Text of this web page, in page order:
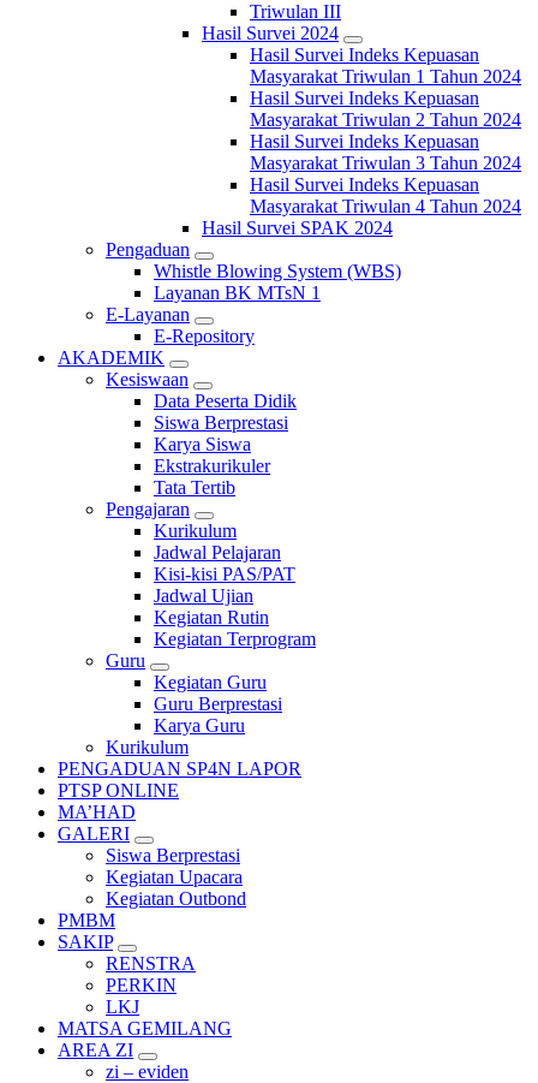
Triwulan III
Hasil Survei 2024
Hasil Survei Indeks Kepuasan
Masyarakat Triwulan 1 Tahun 2024
Hasil Survei Indeks Kepuasan
Masyarakat Triwulan 2 Tahun 2024
Hasil Survei Indeks Kepuasan
Masyarakat Triwulan 3 Tahun 2024
Hasil Survei Indeks Kepuasan
Masyarakat Triwulan 4 Tahun 2024
Hasil Survei SPAK 2024
Pengaduan
Whistle Blowing System (WBS)
Layanan BK MTsN 1
E-Layanan
E-Repository
AKADEMIK
Kesiswaan
Data Peserta Didik
Siswa Berprestasi
Karya Siswa
Ekstrakurikuler
Tata Tertib
Pengajaran
Kurikulum
Jadwal Pelajaran
Kisi-kisi PAS/PAT
Jadwal Ujian
Kegiatan Rutin
Kegiatan Terprogram
Guru
Kegiatan Guru
Guru Berprestasi
Karya Guru
Kurikulum
PENGADUAN SP4N LAPOR
PTSP ONLINE
MA’HAD
GALERI
Siswa Berprestasi
Kegiatan Upacara
Kegiatan Outbond
PMBM
SAKIP
RENSTRA
PERKIN
LKJ
MATSA GEMILANG
AREA ZI
zi – eviden